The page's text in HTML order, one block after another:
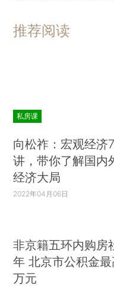
推荐阅读
私房课
向松祚：宏观经济
讲，带你了解国内
经济大局
2022年04月06日
非京籍五环内购房
年 北京市公积金
万元